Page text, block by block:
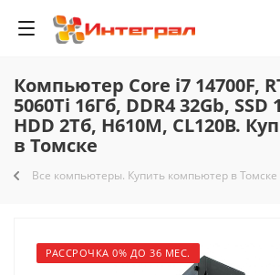
Компьютер Core i7 14700F,
5060Ti 16Гб, DDR4 32Gb, SSD
HDD 2Тб, H610M, CL120B.
в Томске
Все компьютеры. Купить компьютер в Томске
РАССРОЧКА 0% ДО 36 МЕС.